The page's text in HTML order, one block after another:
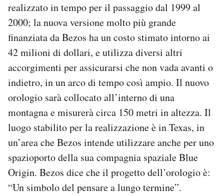
realizzato in tempo per il passaggio dal 1999 al
2000; la nuova versione molto più grande
finanziata da Bezos ha un costo stimato intorno ai
42 milioni di dollari, e utilizza diversi altri
accorgimenti per assicurarsi che non vada avanti o
indietro, in un arco di tempo così ampio. Il nuovo
orologio sarà collocato all’interno di una
montagna e misurerà circa 150 metri in altezza. Il
luogo stabilito per la realizzazione è in Texas, in
un’area che Bezos intende utilizzare anche per uno
spazioporto della sua compagnia spaziale Blue
Origin. Bezos dice che il progetto dell’orologio è:
“Un simbolo del pensare a lungo termine”.